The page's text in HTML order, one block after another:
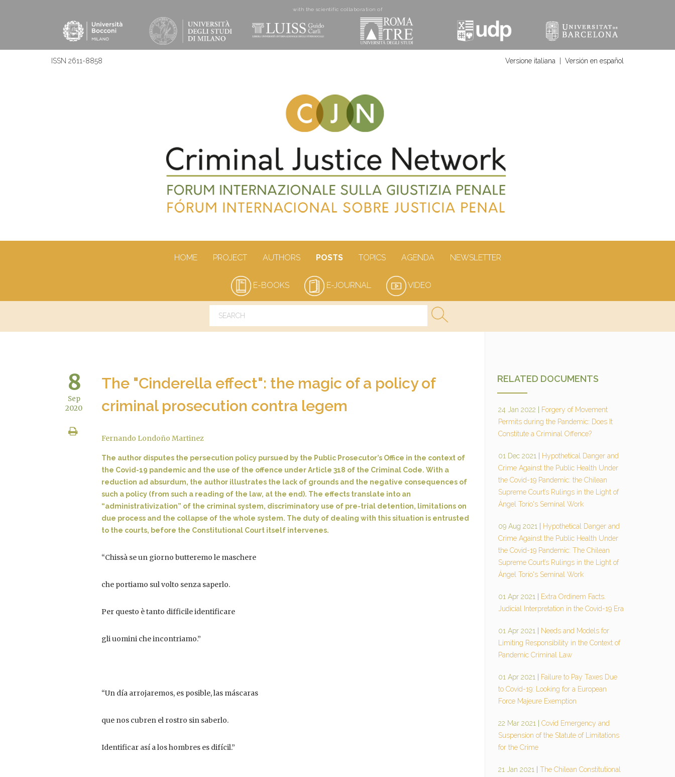
with the scientific collaboration of
ISSN 2611-8858 Versione italiana Versión en español
HOME PROJECT AUTHORS POSTS TOPICS AGENDA NEWSLETTER
E-BOOKS E-JOURNAL VIDEO
The "Cinderella effect": the magic of a policy of
criminal prosecution contra legem
Fernando Londoño Martinez
The author disputes the persecution policy pursued by the Public Prosecutor’s Office in the context of
the Covid-19 pandemic and the use of the offence under Article 318 of the Criminal Code. With a
reduction ad absurdum, the author illustrates the lack of grounds and the negative consequences of
such a policy (from such a reading of the law, at the end). The effects translate into an
“administrativization” of the criminal system, discriminatory use of pre-trial detention, limitations on
due process and the collapse of the whole system. The duty of dealing with this situation is entrusted
to the courts, before the Constitutional Court itself intervenes.
“Chissà se un giorno butteremo le maschere
che portiamo sul volto senza saperlo.
Per questo è tanto difficile identificare
gli uomini che incontriamo.”
“Un día arrojaremos, es posible, las máscaras
que nos cubren el rostro sin saberlo.
Identificar así a los hombres es difícil.”
8
Sep
2020
RELATED DOCUMENTS
24 Jan 2022
Forgery of Movement
Permits during the Pandemic: Does It
Constitute a Criminal Offence?
01 Dec 2021
Hypothetical Danger and
Crime Against the Public Health Under
the Covid-19 Pandemic: the Chilean
Supreme Court’s Rulings in the Light of
Ángel Torío's Seminal Work
09 Aug 2021
Hypothetical Danger and
Crime Against the Public Health Under
the Covid-19 Pandemic: The Chilean
Supreme Court’s Rulings in the Light of
Ángel Torío's Seminal Work
01 Apr 2021
Extra Ordinem Facts.
Judicial Interpretation in the Covid-19 Era
01 Apr 2021
Needs and Models for
Limiting Responsibility in the Context of
Pandemic Criminal Law
01 Apr 2021
Failure to Pay Taxes Due
to Covid-19: Looking for a European
Force Majeure Exemption
22 Mar 2021
Covid Emergency and
Suspension of the Statute of Limitations
for the Crime
21 Jan 2021
The Chilean Constitutional